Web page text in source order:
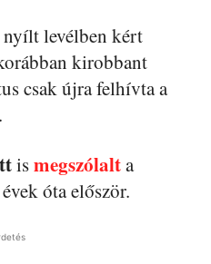
levélben kért
kirobbant
csak újra felhívta a
ismegszólalta
óta először.